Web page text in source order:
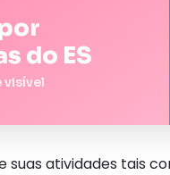
do ES
visível
suas atividades tais